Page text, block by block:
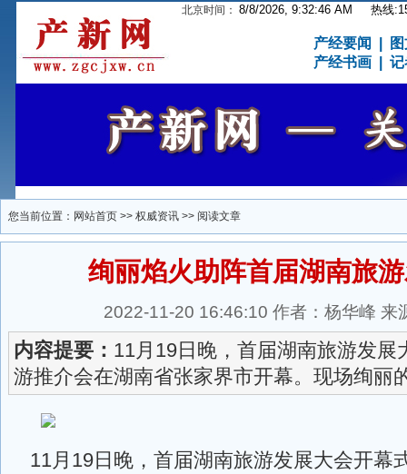
北京时间： 8/8/2026, 9:32:46 AM 热线
产经要闻
产经书画
记
您当前位置： 网站首页 >> 权威资讯 >> 阅读文章
绚丽焰火助阵首届湖南旅
2022-11-20 16:46:10 作者：杨华峰
内容提要： 11月19日晚，首届湖南旅游发展
游推介会在湖南省张家界市开幕。现场绚丽
11月19日晚，首届湖南旅游发展大会开幕